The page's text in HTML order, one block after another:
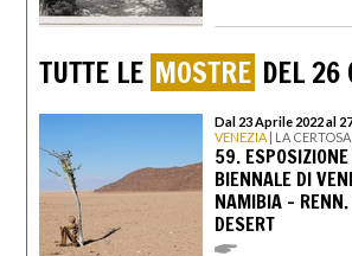
TUTTE LE MOSTRE DEL 26
Dal 23 Aprile 2022 al
VENEZIA | LA CERTOSA
59.
BIENNALE DI
NAMIBIA - RENN.
DESERT